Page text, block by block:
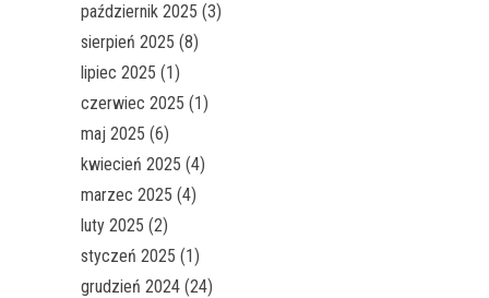
październik 2025 (3)
sierpień 2025 (8)
lipiec 2025 (1)
czerwiec 2025 (1)
maj 2025 (6)
kwiecień 2025 (4)
marzec 2025 (4)
luty 2025 (2)
styczeń 2025 (1)
grudzień 2024 (24)